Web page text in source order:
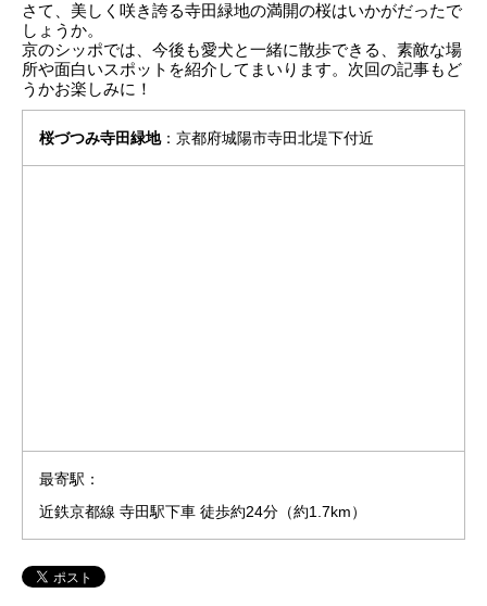
さて、美しく咲き誇る寺田緑地の満開の桜はいかがだったで
しょうか。
京のシッポでは、今後も愛犬と一緒に散歩できる、素敵な場
所や面白いスポットを紹介してまいります。次回の記事もど
うかお楽しみに！
桜づつみ寺田緑地：京都府城陽市寺田北堤下付近
最寄駅：
近鉄京都線 寺田駅下車 徒歩約24分（約1.7km）